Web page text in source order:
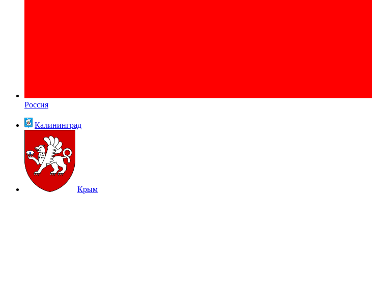
Россия
Калининград
Крым